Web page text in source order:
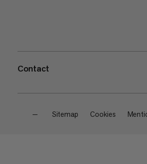
Contact
— Sitemap Cookies